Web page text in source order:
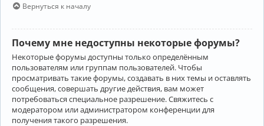
Вернуться к началу
Почему мне недоступны некоторые форумы?
Некоторые форумы доступны только определённым
пользователям или группам пользователей. Чтобы
просматривать такие форумы, создавать в них темы и оставлять
сообщения, совершать другие действия, вам может
потребоваться специальное разрешение. Свяжитесь с
модератором или администратором конференции для
получения такого разрешения.